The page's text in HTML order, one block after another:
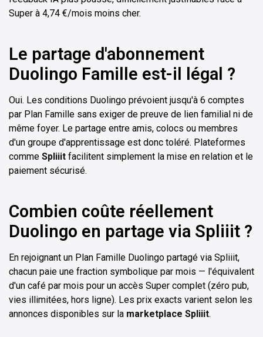
Super à 4,74 €/mois moins cher.
Le partage d'abonnement
Duolingo Famille est-il légal ?
Oui. Les conditions Duolingo prévoient jusqu'à 6 comptes
par Plan Famille sans exiger de preuve de lien familial ni de
même foyer. Le partage entre amis, colocs ou membres
d'un groupe d'apprentissage est donc toléré. Plateformes
comme Spliiit facilitent simplement la mise en relation et le
paiement sécurisé.
Combien coûte réellement
Duolingo en partage via Spliiit ?
En rejoignant un Plan Famille Duolingo partagé via Spliiit,
chacun paie une fraction symbolique par mois — l'équivalent
d'un café par mois pour un accès Super complet (zéro pub,
vies illimitées, hors ligne). Les prix exacts varient selon les
annonces disponibles sur la marketplace Spliiit.